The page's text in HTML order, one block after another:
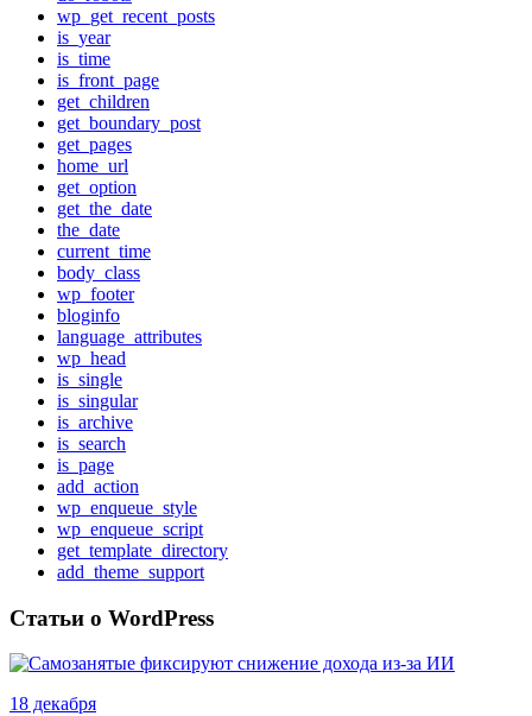
wp_get_recent_posts
is_year
is_time
is_front_page
get_children
get_boundary_post
get_pages
home_url
get_option
get_the_date
the_date
current_time
body_class
wp_footer
bloginfo
language_attributes
wp_head
is_single
is_singular
is_archive
is_search
is_page
add_action
wp_enqueue_style
wp_enqueue_script
get_template_directory
add_theme_support
Статьи о WordPress
18 декабря